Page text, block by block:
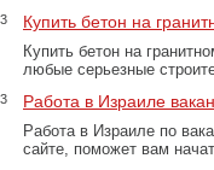
Купить бетон на
Купить бетон на
любые серьезные
Работа в Израиле
Работа в Израиле по
сайте, поможет вам